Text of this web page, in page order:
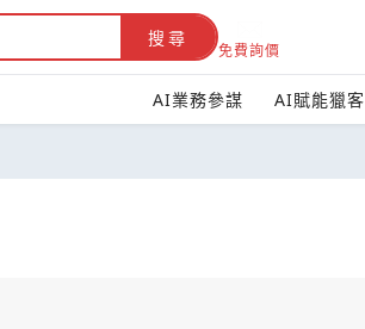
搜尋
免費詢價
AI業務參謀 AI賦能獵客